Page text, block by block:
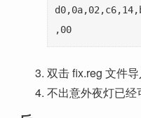
,00
双击 fix.reg 文件
不出意外夜灯已经